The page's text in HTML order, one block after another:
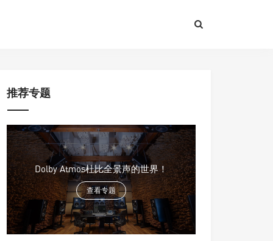
推荐专题
Dolby Atmos杜比全景声的世界！
查看专题